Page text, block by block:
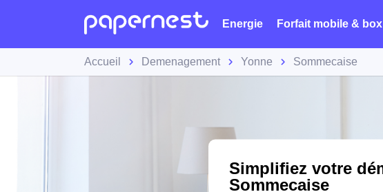
Energie Forfait mobile & box
Accueil Demenagement Yonne Sommecaise